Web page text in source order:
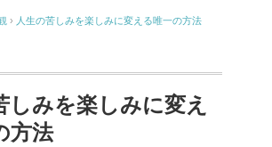
› 人生の苦しみを楽しみに変える唯一の方法
しみを楽しみに変え
方法